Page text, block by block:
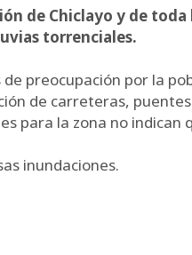
de Chiclayo y de
torrenciales.
preocupación por la
de carreteras,
para la zona no indican
inundaciones.